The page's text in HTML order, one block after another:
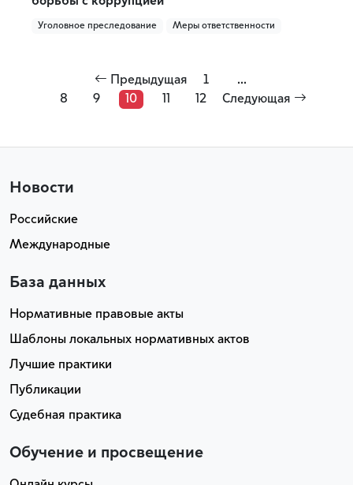
Уголовное преследование Меры ответственности
Предыдущая 1
...
8
9 10 12 Следующая
Новости
Российские
Международные
База данных
Нормативные правовые акты
Шаблоны локальных нормативных актов
Лучшие практики
Публикации
Судебная практика
Обучение и просвещение